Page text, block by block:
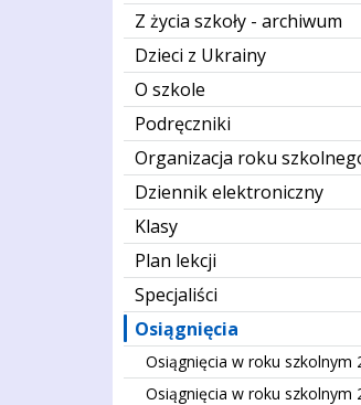
Z życia szkoły - archiwum
Dzieci z Ukrainy
O szkole
Podręczniki
Organizacja roku
Dziennik elektroniczny
Klasy
Plan lekcji
Specjaliści
Osiągnięcia
Osiągnięcia w roku szkolnym
Osiągnięcia w roku szkolnym